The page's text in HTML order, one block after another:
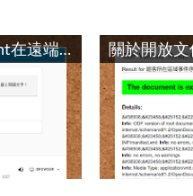
雜談：Home Assistant在遠端電腦播放聲音 / TALK: Playing Audios on a Remote Computer with Home Assistant